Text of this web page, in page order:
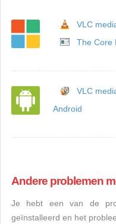
VLC
The Core
VLC
Android
Andere problemen
Je hebt een van de
geïnstalleerd en het